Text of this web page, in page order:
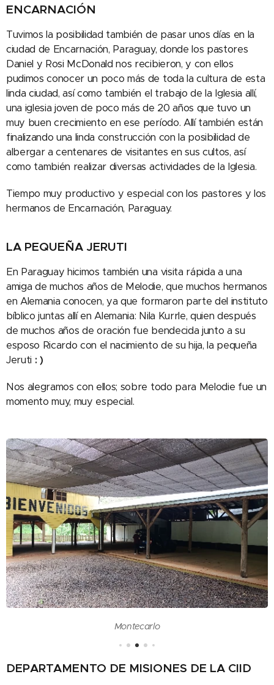
ENCARNACIÓN
Tuvimos la posibilidad también de pasar unos días en la
ciudad de Encarnación, Paraguay, donde los pastores
Daniel y Rosi McDonald nos recibieron, y con ellos
pudimos conocer un poco más de toda la cultura de esta
linda ciudad, así como también el trabajo de la Iglesia allí,
una iglesia joven de poco más de 20 años que tuvo un
muy buen crecimiento en ese período. Allí también están
finalizando una linda construcción con la posibilidad de
albergar a centenares de visitantes en sus cultos, así
como también realizar diversas actividades de la Iglesia.
Tiempo muy productivo y especial con los pastores y los
hermanos de Encarnación, Paraguay.
LA PEQUEÑA JERUTI
En Paraguay hicimos también una visita rápida a una
amiga de muchos años de Melodie, que muchos hermanos
en Alemania conocen, ya que formaron parte del instituto
bíblico juntas allí en Alemania: Nila Kurrle, quien después
de muchos años de oración fue bendecida junto a su
esposo Ricardo con el nacimiento de su hija, la pequeña
Jeruti : )
Nos alegramos con ellos; sobre todo para Melodie fue un
momento muy, muy especial.
Montecarlo
DEPARTAMENTO DE MISIONES DE LA CIID